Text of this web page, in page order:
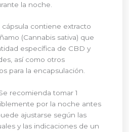
la noche.
cápsula contiene extracto
(Cannabis sativa) que
específica de CBD y
así como otros
para la encapsulación.
recomienda tomar 1
por la noche antes
ajustarse según las
y las indicaciones de un